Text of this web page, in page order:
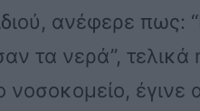
ανέφερε πως:
τα νερά”, τελικά
νοσοκομείο, έγινε